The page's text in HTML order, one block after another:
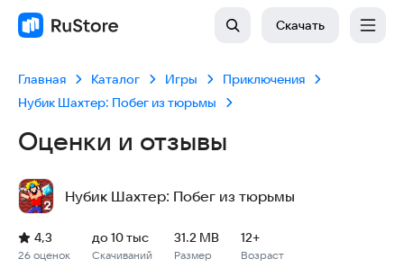
Скачать
Главная Каталог Игры
Приключения
Нубик Шахтер: Побег из тюрьмы
Оценки и отзывы
Нубик Шахтер: Побег из тюрьмы
Рейтинг: 4,3, 26 оценок
Скачиваний: до 10 тыс
Размер файла: 31.2 MB
Возрастное ограничение: 31.2 MB
26 оценок
4,3
Скачиваний
до 10 тыс
Размер
31.2 MB
Возраст
12+